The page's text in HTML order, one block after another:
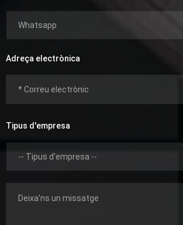
Adreça electrònica
Tipus d'empresa